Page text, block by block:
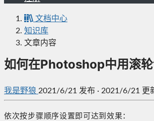
文档中心
知识库
文章内容
如何在Photoshop中用滚
我是野狼 2021/6/21 发布 · 2021/6/21 更
依次按步骤顺序设置即可达到效果：